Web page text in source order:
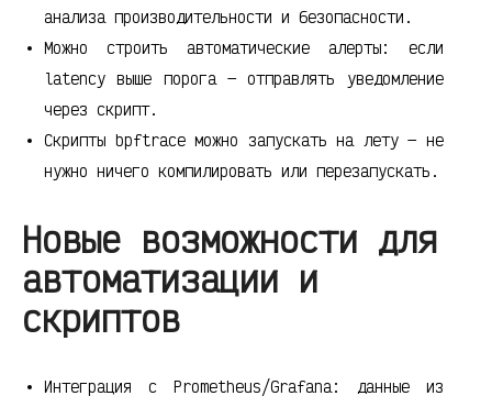
анализа производительности и безопасности.
Можно строить автоматические алерты: если
latency выше порога — отправлять уведомление
через скрипт.
Скрипты bpftrace можно запускать на лету — не
нужно ничего компилировать или перезапускать.
Новые возможности для
автоматизации и
скриптов
Интеграция с Prometheus/Grafana: данные из